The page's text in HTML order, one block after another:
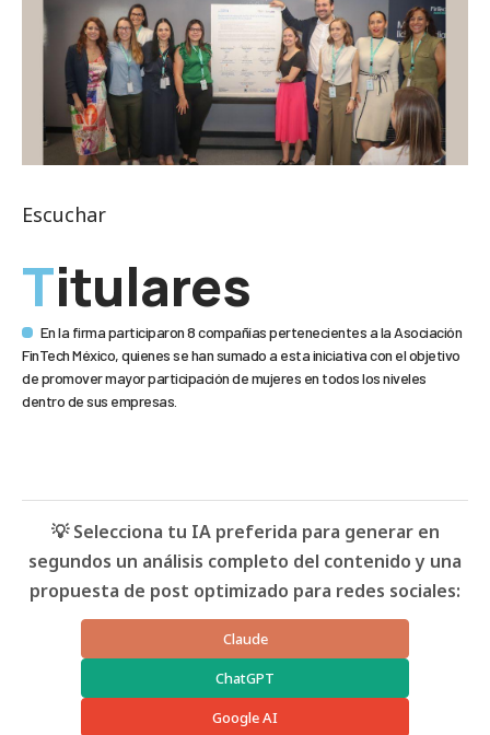
Escuchar
Titulares
En la firma participaron 8 compañías pertenecientes a la Asociación
FinTech México, quienes se han sumado a esta iniciativa con el objetivo
de promover mayor participación de mujeres en todos los niveles
dentro de sus empresas.
💡 Selecciona tu IA preferida para generar en
segundos un análisis completo del contenido y una
propuesta de post optimizado para redes sociales:
Claude
ChatGPT
Google AI